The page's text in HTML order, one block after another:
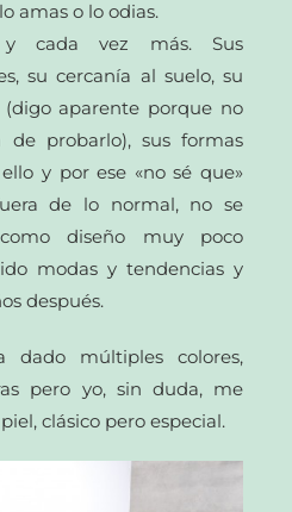
amas o lo odias.
cada vez más. Sus
su cercanía al suelo, su
aparente porque no
probarlo), sus formas
y por ese «no sé que»
de lo normal, no se
diseño muy poco
modas y tendencias y
después.
múltiples colores,
pero yo, sin duda, me
clásico pero especial.